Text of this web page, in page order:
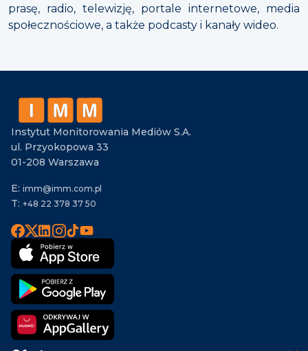
prasę, radio, telewizję, portale internetowe, media
społecznościowe, a także podcasty i kanały wideo.
Instytut Monitorowania Mediów S.A.
ul. Przyokopowa 33
01-208 Warszawa
E: imm@imm.com.pl
T: +48 22 378 37 50